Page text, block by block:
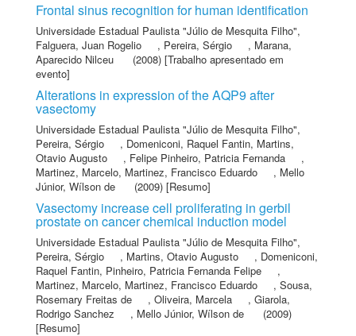
Frontal sinus recognition for human identification
Universidade Estadual Paulista "Júlio de Mesquita Filho",
Falguera, Juan Rogelio
, Pereira, Sérgio , Marana,
Aparecido Nilceu
(2008) [Trabalho apresentado em
evento]
Alterations in expression of the AQP9 after
vasectomy
Universidade Estadual Paulista "Júlio de Mesquita Filho",
Pereira, Sérgio
, Domeniconi, Raquel Fantin, Martins,
Otavio Augusto
, Felipe Pinheiro, Patricia Fernanda
,
Martinez, Marcelo, Martinez, Francisco Eduardo , Mello
Júnior, Wílson de
(2009) [Resumo]
Vasectomy increase cell proliferating in gerbil
prostate on cancer chemical induction model
Universidade Estadual Paulista "Júlio de Mesquita Filho",
Pereira, Sérgio
, Martins, Otavio Augusto , Domeniconi,
Raquel Fantin, Pinheiro, Patricia Fernanda Felipe
,
Martinez, Marcelo, Martinez, Francisco Eduardo , Sousa,
Rosemary Freitas de
, Oliveira, Marcela , Giarola,
Rodrigo Sanchez
, Mello Júnior, Wílson de
(2009)
[Resumo]